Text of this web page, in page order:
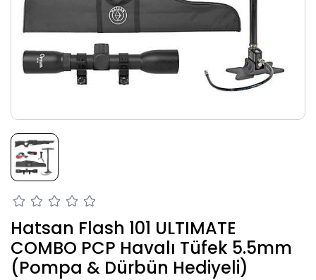
Hatsan Flash 101 ULTIMATE
COMBO PCP Havalı Tüfek 5.5mm
(Pompa & Dürbün Hediyeli)